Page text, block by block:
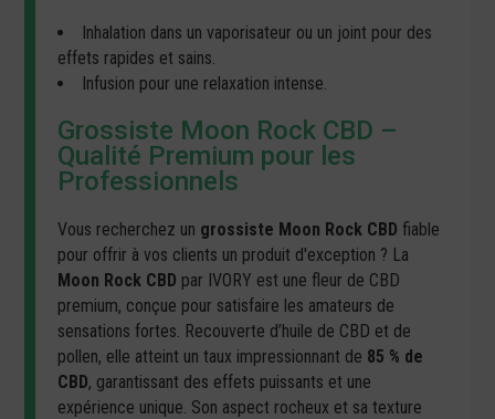
Inhalation dans un vaporisateur ou un joint pour des
effets rapides et sains.
Infusion pour une relaxation intense.
Grossiste Moon Rock CBD –
Qualité Premium pour les
Professionnels
Vous recherchez un grossiste Moon Rock CBD fiable
pour offrir à vos clients un produit d'exception ? La
Moon Rock CBD par IVORY est une fleur de CBD
premium, conçue pour satisfaire les amateurs de
sensations fortes. Recouverte d’huile de CBD et de
pollen, elle atteint un taux impressionnant de 85 % de
CBD, garantissant des effets puissants et une
expérience unique. Son aspect rocheux et sa texture